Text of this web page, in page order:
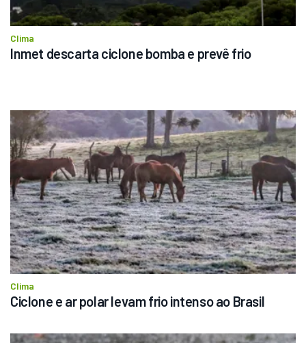
Clima
Inmet descarta ciclone bomba e prevê frio
Clima
Ciclone e ar polar levam frio intenso ao Brasil